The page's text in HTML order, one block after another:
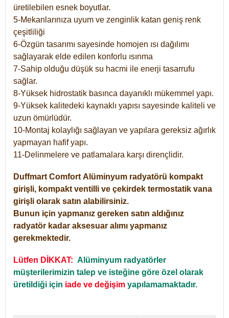
üretilebilen esnek boyutlar.
5-Mekanlarınıza uyum ve zenginlik katan geniş renk
çeşitliliği
6-Özgün tasarımı sayesinde homojen ısı dağılımı
sağlayarak elde edilen konforlu ısınma
7-Sahip olduğu düşük su hacmi ile enerji tasarrufu
sağlar.
8-Yüksek hidrostatik basınca dayanıklı mükemmel yapı.
9-Yüksek kalitedeki kaynaklı yapısı sayesinde kaliteli ve
uzun ömürlüdür.
10-Montaj kolaylığı sağlayan ve yapılara gereksiz ağırlık
yapmayan hafif yapı.
11-Delinmelere ve patlamalara karşı dirençlidir.
Duffmart Comfort Alüminyum radyatörü kompakt
girişli, kompakt ventilli ve çekirdek termostatik vana
girişli olarak satın alabilirsiniz.
Bunun için yapmanız gereken satın aldığınız
radyatör kadar aksesuar alımı yapmanız
gerekmektedir.
Lütfen DİKKAT: Alüminyum radyatörler
müşterilerimizin talep ve isteğine göre özel olarak
üretildiği için iade ve değişim yapılamamaktadır.